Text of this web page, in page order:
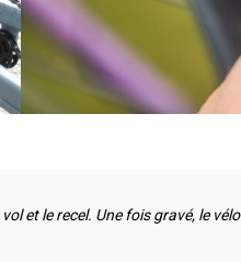
et le recel. Une fois gravé, le